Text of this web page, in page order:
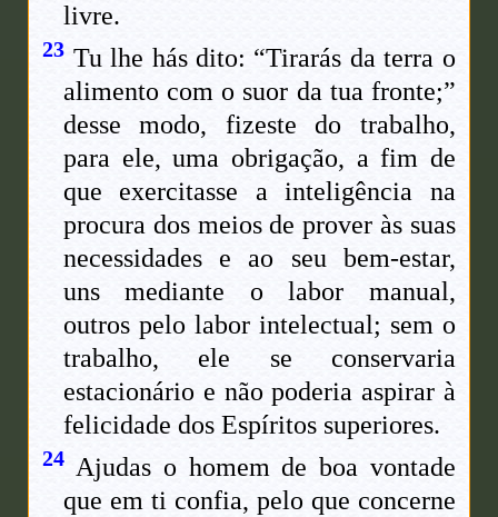
livre.
23 Tu lhe hás dito: “Tirarás da terra o
alimento com o suor da tua fronte;”
desse modo, fizeste do trabalho,
para ele, uma obrigação, a fim de
que exercitasse a inteligência na
procura dos meios de prover às suas
necessidades e ao seu bem-estar,
uns mediante o labor manual,
outros pelo labor intelectual; sem o
trabalho, ele se conservaria
estacionário e não poderia aspirar à
felicidade dos Espíritos superiores.
24 Ajudas o homem de boa vontade
que em ti confia, pelo que concerne